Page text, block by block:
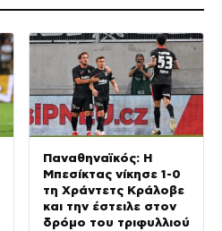
Παναθηναϊκός: Η
Μπεσίκτας νίκησε 1-0
τη Χράντετς Κράλοβε
και την έστειλε στον
δρόμο του τριφυλλιού